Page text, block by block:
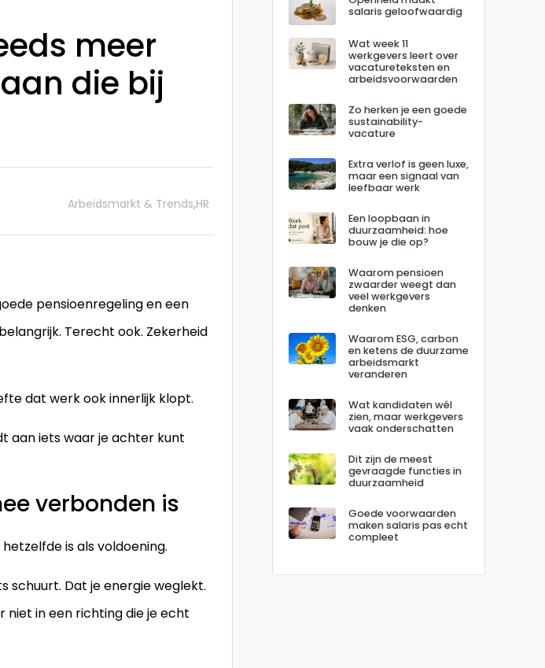
meer
die bij
Arbeidsmarkt & Trends,HR
pensioenregeling en een
Terecht ook. Zekerheid
dat werk ook innerlijk klopt.
aan iets waar je achter kunt
verbonden is
is als voldoening.
schuurt. Dat je energie weglekt.
in een richting die je echt
salaris geloofwaardig
Wat week 11
werkgevers leert over
vacatureteksten en
arbeidsvoorwaarden
Zo herken je een goede
sustainability-
vacature
Extra verlof is geen luxe,
maar een signaal van
leefbaar werk
Een loopbaan in
duurzaamheid: hoe
bouw je die op?
Waarom pensioen
zwaarder weegt dan
veel werkgevers
denken
Waarom ESG, carbon
en ketens de duurzame
arbeidsmarkt
veranderen
Wat kandidaten wél
zien, maar werkgevers
vaak onderschatten
Dit zijn de meest
gevraagde functies in
duurzaamheid
Goede voorwaarden
maken salaris pas echt
compleet